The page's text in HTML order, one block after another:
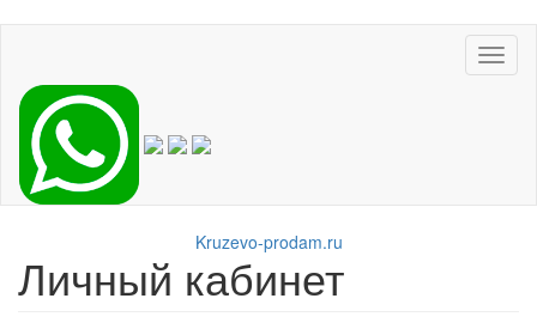
основному
содержанию
Kruzevo-prodam.ru
Личный кабинет